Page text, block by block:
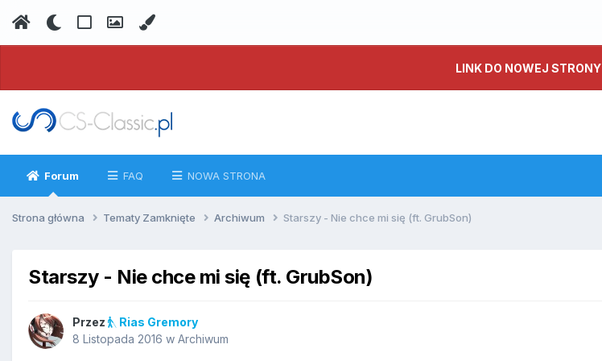
LINK DO NOWEJ STRONY
Forum FAQ NOWA STRONA
Strona główna Tematy Zamknięte Archiwum Starszy - Nie chce mi się (ft. GrubSon)
Starszy - Nie chce mi się (ft. GrubSon)
Przez
Rias Gremory
8 Listopada 2016 w Archiwum